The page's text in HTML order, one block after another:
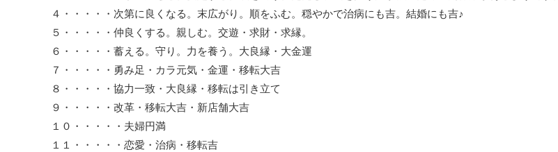
４・・・・・次第に良くなる。末広がり。順をふむ。穏やかで治病にも吉。結婚にも吉♪
５・・・・・仲良くする。親しむ。交遊・求財・求縁。
６・・・・・蓄える。守り。力を養う。大良縁・大金運
７・・・・・勇み足・カラ元気・金運・移転大吉
８・・・・・協力一致・大良縁・移転は引き立て
９・・・・・改革・移転大吉・新店舗大吉
１０・・・・・夫婦円満
１１・・・・・恋愛・治病・移転吉